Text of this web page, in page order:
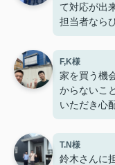
て対応が出
担当者なら
F,K様
家を買う機
からないこ
いただき心
T.N様
鈴木さんに